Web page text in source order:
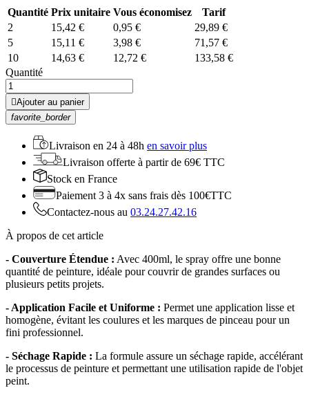
Quantité Prix unitaire Vous économisez
Tarif
2
15,42 € 0,95 €
29,89 €
5
15,11 € 3,98 €
71,57 €
10
14,63 € 12,72 €
133,58 €
Quantité
Ajouter au panier
favorite_border
Livraison en 24 à 48h en savoir plus
Livraison offerte à partir de 69€ TTC
Stock en France
Paiement 3 à 4x sans frais dès 100€TTC
Contactez-nous au 03.24.27.42.16
À propos de cet article
- Couverture Étendue : Avec 400ml, le spray offre une bonne
quantité de peinture, idéale pour couvrir de grandes surfaces ou
plusieurs petits projets.
- Application Facile et Uniforme : Permet une application lisse et
homogène, évitant les coulures et les marques de pinceau pour un
fini professionnel.
- Séchage Rapide : La formule assure un séchage rapide, accélérant
le processus de peinture et permettant une utilisation rapide de l'objet
peint.